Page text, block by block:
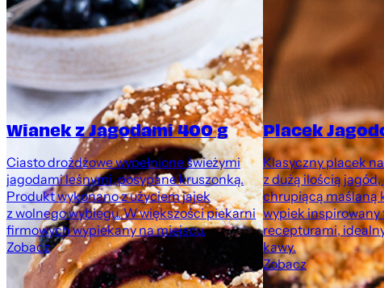
Wianek z Jagodami 400 g
Ciasto drożdżowe wypełnione świeżymi
jagodami leśnymi, posypane kruszonką.
Produkt wykonano z użyciem jajek
z wolnego wybiegu. W większości piekarni
firmowych wypiekany na miejscu.
Zobacz
Placek
Klasyczny placek
z dużą ilością
chrupiącą maślaną
wypiek
recepturami,
kawy.
Zobacz